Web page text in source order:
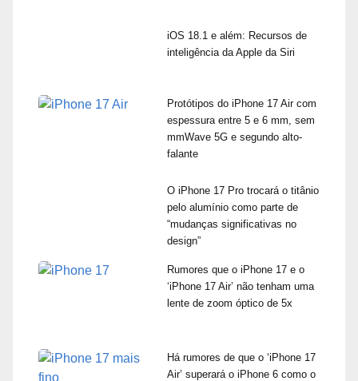
iOS 18.1 e além: Recursos de
inteligência da Apple da Siri
Protótipos do iPhone 17 Air com
espessura entre 5 e 6 mm, sem
mmWave 5G e segundo alto-
falante
O iPhone 17 Pro trocará o titânio
pelo alumínio como parte de
“mudanças significativas no
design”
Rumores que o iPhone 17 e o
‘iPhone 17 Air’ não tenham uma
lente de zoom óptico de 5x
Há rumores de que o ‘iPhone 17
Air’ superará o iPhone 6 como o